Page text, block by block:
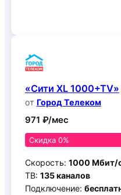
«Сити XL 1000+TV»
от Город Телеком
971 ₽/мес
Скидка 0%
Скорость: 1000 Мбит/
ТВ: 135 каналов
Подключение: